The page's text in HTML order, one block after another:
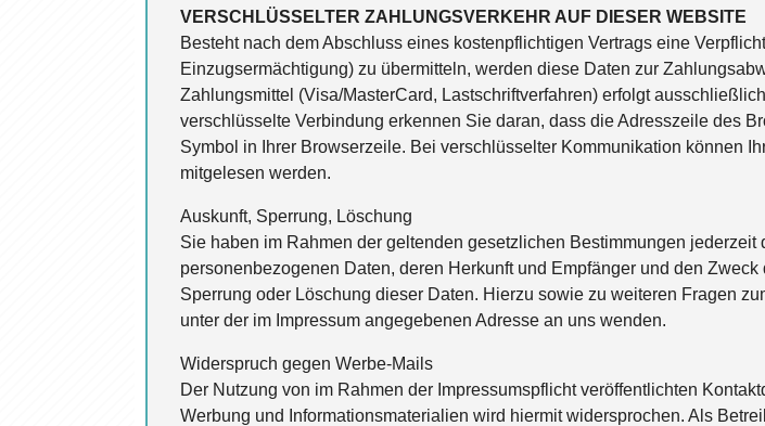
VERSCHLÜSSELTER ZAHLUNGSVERKEHR AUF DIESER WEBSITE
Besteht nach dem Abschluss eines kostenpflichtigen Vertrags eine
Einzugsermächtigung) zu übermitteln, werden diese Daten zur
Zahlungsmittel (Visa/MasterCard, Lastschriftverfahren) erfolgt
verschlüsselte Verbindung erkennen Sie daran, dass die Adresszeile des
Symbol in Ihrer Browserzeile. Bei verschlüsselter Kommunikation können
mitgelesen werden.
Auskunft, Sperrung, Löschung
Sie haben im Rahmen der geltenden gesetzlichen Bestimmungen
personenbezogenen Daten, deren Herkunft und Empfänger und den
Sperrung oder Löschung dieser Daten. Hierzu sowie zu weiteren Fragen
unter der im Impressum angegebenen Adresse an uns wenden.
Widerspruch gegen Werbe-Mails
Der Nutzung von im Rahmen der Impressumspflicht veröffentlichten
Werbung und Informationsmaterialien wird hiermit widersprochen. Als